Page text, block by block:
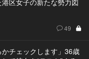
区女子の新たな勢力図
49
かチェックします」36歳